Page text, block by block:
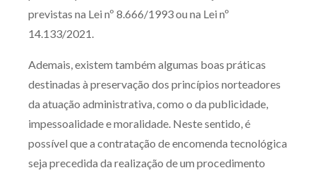
previstas na Lei nº 8.666/1993 ou na Lei nº
14.133/2021.
Ademais, existem também algumas boas práticas
destinadas à preservação dos princípios norteadores
da atuação administrativa, como o da publicidade,
impessoalidade e moralidade. Neste sentido, é
possível que a contratação de encomenda tecnológica
seja precedida da realização de um procedimento